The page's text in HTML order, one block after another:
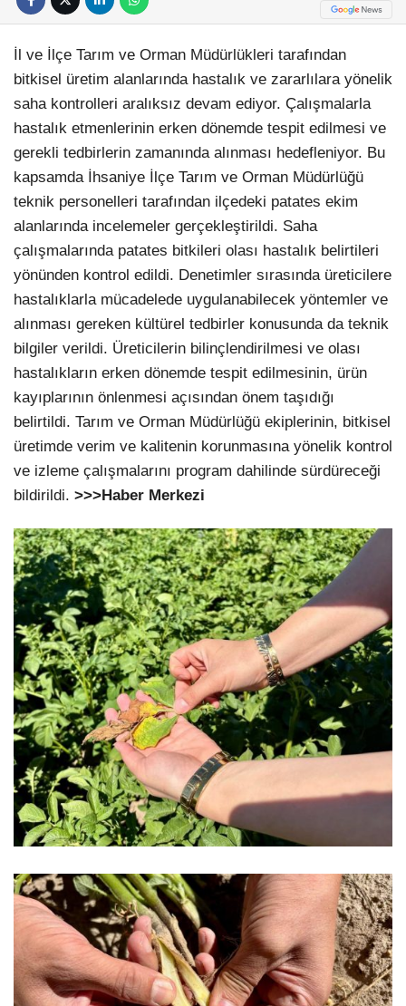
İl ve İlçe Tarım ve Orman Müdürlükleri tarafından
bitkisel üretim alanlarında hastalık ve zararlılara yönelik
saha kontrolleri aralıksız devam ediyor. Çalışmalarla
hastalık etmenlerinin erken dönemde tespit edilmesi ve
gerekli tedbirlerin zamanında alınması hedefleniyor. Bu
kapsamda İhsaniye İlçe Tarım ve Orman Müdürlüğü
teknik personelleri tarafından ilçedeki patates ekim
alanlarında incelemeler gerçekleştirildi. Saha
çalışmalarında patates bitkileri olası hastalık belirtileri
yönünden kontrol edildi. Denetimler sırasında üreticilere
hastalıklarla mücadelede uygulanabilecek yöntemler ve
alınması gereken kültürel tedbirler konusunda da teknik
bilgiler verildi. Üreticilerin bilinçlendirilmesi ve olası
hastalıkların erken dönemde tespit edilmesinin, ürün
kayıplarının önlenmesi açısından önem taşıdığı
belirtildi. Tarım ve Orman Müdürlüğü ekiplerinin, bitkisel
üretimde verim ve kalitenin korunmasına yönelik kontrol
ve izleme çalışmalarını program dahilinde sürdüreceği
bildirildi. >>>Haber Merkezi